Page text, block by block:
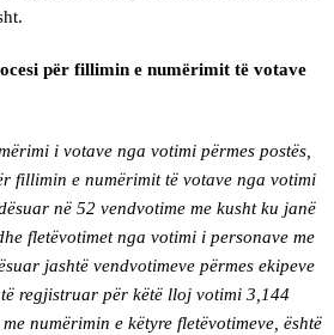
për fillimin e numërimit të votave
i votave nga votimi përmes postës,
fillimin e numërimit të votave nga votimi
në 52 vendvotime me kusht ku janë
fletëvotimet nga votimi i personave me
jashtë vendvotimeve përmes ekipeve
regjistruar për këtë lloj votimi 3,144
numërimin e këtyre fletëvotimeve, është